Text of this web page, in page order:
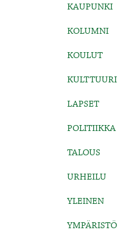
KAUPUNKI
KOLUMNI
KOULUT
KULTTUURI
LAPSET
POLITIIKKA
TALOUS
URHEILU
YLEINEN
YMPÄRISTÖ